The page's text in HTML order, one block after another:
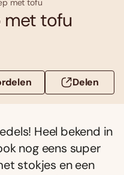
met tofu
met tofu
Delen
Heel bekend in
nog eens super
stokjes en een